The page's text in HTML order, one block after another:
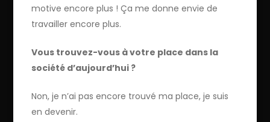
motive encore plus ! Ça me donne envie de
travailler encore plus.
Vous trouvez-vous à votre place dans la
société d’aujourd’hui ?
Non, je n’ai pas encore trouvé ma place, je suis
en devenir.